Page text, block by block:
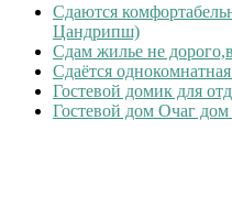
Сдаются
Цандрипш)
Сдам жилье не
Сдаётся
Гостевой домик для
Гостевой дом Очаг